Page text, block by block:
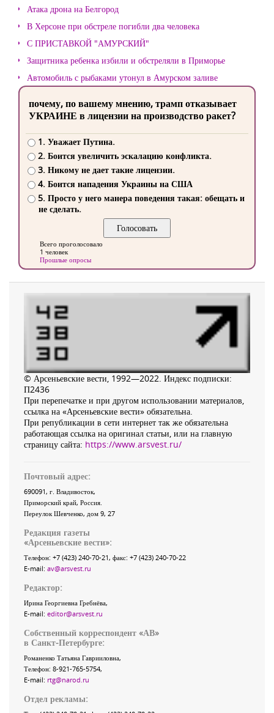
Атака дрона на Белгород
В Херсоне при обстреле погибли два человека
С ПРИСТАВКОЙ "АМУРСКИЙ"
Защитника ребенка избили и обстреляли в Приморье
Автомобиль с рыбаками утонул в Амурском заливе
почему, по вашему мнению, трамп отказывает
УКРАИНЕ в лицензии на производство ракет?
1. Уважает Путина.
2. Боится увеличить эскалацию конфликта.
3. Никому не дает такие лицензии.
4. Боится нападения Украины на США
5. Просто у него манера поведения такая: обещать и
не сделать.
Всего проголосовало
1 человек
Прошлые опросы
© Арсеньевские вести, 1992—2022. Индекс подписки:
П2436
При перепечатке и при другом использовании материалов,
ссылка на «Арсеньевские вести» обязательна.
При републикации в сети интернет так же обязательна
работающая ссылка на оригинал статьи, или на главную
страницу сайта: https://www.arsvest.ru/
Почтовый адрес:
690091, г. Владивосток,
Приморский край, Россия
Переулок Шевченко, дом 9, 27
Редакция газеты
«Арсеньевские вести»:
Телефон: +7 (423) 240-70-21, факс: +7 (423) 240-70-22
E-mail: av@arsvest.ru
Редактор:
Ирина Георгиевна Гребнёва,
E-mail: editor@arsvest.ru
Собственный корреспондент «АВ»
в Санкт-Петербурге:
Романенко Татьяна Гаврииловна,
Телефон: 8-921-765-5754,
E-mail: rtg@narod.ru
Отдел рекламы: